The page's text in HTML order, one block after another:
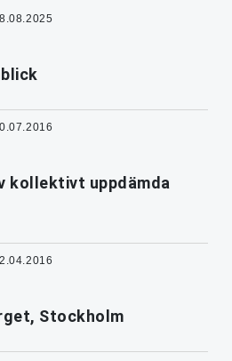
kollektivt uppdämda
Stockholm